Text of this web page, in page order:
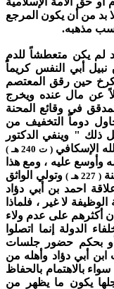
بد من أن يكون المرجع
حسب مذهبه.
لم يكن متعطشاً للدم
أبي النفس كريماً
حين رقق المعتصم
عن مال عنده ويخرج
في وقائع المحنة
دوماً التخفيف من
ذلك " وينفي الدكتور
الإسكافي( ت 240 هـ )
وأوسع عليه ، ومع هذا
( 227 هـ ) وتولي الواثق
احمد بن أبي دؤاد
لا غير ، فلماذا
أكثرهم على عدم ولاء
الدولة إنما اتصلوا
أو بحكم حضور جلسات
أبي دؤاد وأهله من
بالاهتمام بالحفاظ
يكون ما يظهر من